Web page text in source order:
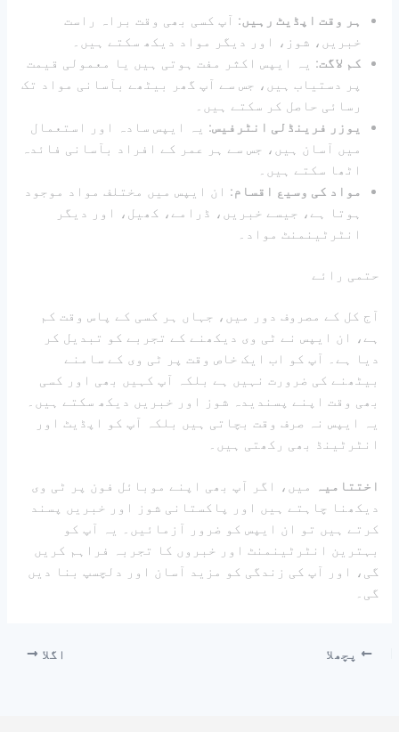
ہر وقت اپڈیٹ رہیں: آپ کسی بھی وقت براہ راست
خبریں، شوز، اور دیگر مواد دیکھ سکتے ہیں۔
کم لاگت: یہ ایپس اکثر مفت ہوتی ہیں یا معمولی قیمت
پر دستیاب ہیں، جس سے آپ گھر بیٹھے بآسانی مواد تک
رسائی حاصل کر سکتے ہیں۔
یوزر فرینڈلی انٹرفیس: یہ ایپس سادہ اور استعمال
میں آسان ہیں، جس سے ہر عمر کے افراد بآسانی فائدہ
اٹھا سکتے ہیں۔
مواد کی وسیع اقسام: ان ایپس میں مختلف مواد موجود
ہوتا ہے، جیسے خبریں، ڈرامے، کھیل، اور دیگر
انٹرٹینمنٹ مواد۔
حتمی رائے
آج کل کے مصروف دور میں، جہاں ہر کسی کے پاس وقت کم
ہے، ان ایپس نے ٹی وی دیکھنے کے تجربے کو تبدیل کر
دیا ہے۔ آپ کو اب ایک خاص وقت پر ٹی وی کے سامنے
بیٹھنے کی ضرورت نہیں ہے بلکہ آپ کہیں بھی اور کسی
بھی وقت اپنے پسندیدہ شوز اور خبریں دیکھ سکتے ہیں۔
یہ ایپس نہ صرف وقت بچاتی ہیں بلکہ آپ کو اپڈیٹ اور
انٹرٹینڈ بھی رکھتی ہیں۔
اختتامیہ
میں، اگر آپ بھی اپنے موبائل فون پر ٹی وی
دیکھنا چاہتے ہیں اور پاکستانی شوز اور خبریں پسند
کرتے ہیں تو ان ایپس کو ضرور آزمائیں۔ یہ آپ کو
بہترین انٹرٹینمنٹ اور خبروں کا تجربہ فراہم کریں
گی، اور آپ کی زندگی کو مزید آسان اور دلچسپ بنا دیں
گی۔
پچھلا اگلا